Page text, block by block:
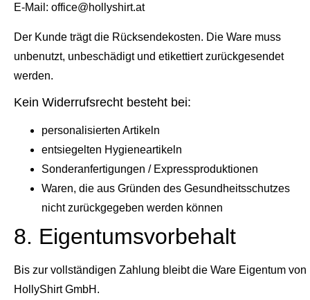
E-Mail: office@hollyshirt.at
Der Kunde trägt die Rücksendekosten. Die Ware muss
unbenutzt, unbeschädigt und etikettiert zurückgesendet
werden.
Kein Widerrufsrecht besteht bei:
personalisierten Artikeln
entsiegelten Hygieneartikeln
Sonderanfertigungen / Expressproduktionen
Waren, die aus Gründen des Gesundheitsschutzes
nicht zurückgegeben werden können
8. Eigentumsvorbehalt
Bis zur vollständigen Zahlung bleibt die Ware Eigentum von
HollyShirt GmbH.